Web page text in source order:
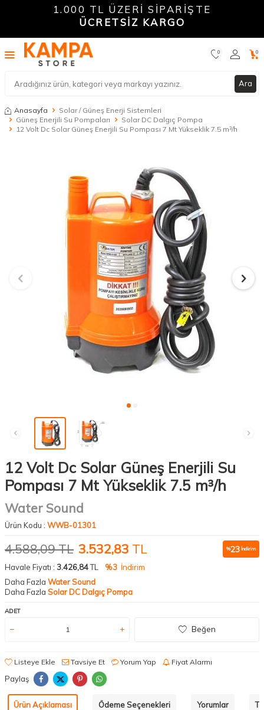
1.000 TL ÜZERİ SİPARİŞTE
ÜCRETSİZ KARGO
Ara
0 0
Anasayfa
Solar / Güneş Enerji Sistemleri
Güneş Enerjili Su Pompaları
Solar DC Dalgıç Pompa
12 Volt Dc Solar Güneş Enerjili Su Pompası 7 Mt Yükseklik 7.5 m³/h
12 Volt Dc Solar Güneş Enerjili Su
Pompası 7 Mt Yükseklik 7.5 m³/h
Water Sound
Ürün Kodu : WWB-01301
4.588,09TL 3.532,83 TL %23 İndirim
Havale Fiyatı : 3.426,84TL %3 İndirim
Daha Fazla Water Sound
Daha Fazla Solar DC Dalgıç Pompa
ADET
Beğen
Listeye Ekle Tavsiye Et Yorum Yap Fiyat Alarmı
Paylaş
Ürün Açıklaması Ödeme Seçenekleri Yorumlar